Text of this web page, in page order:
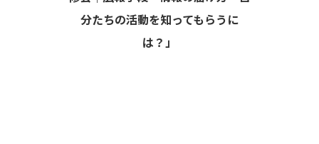
分たちの活動を知ってもらうに
は？」